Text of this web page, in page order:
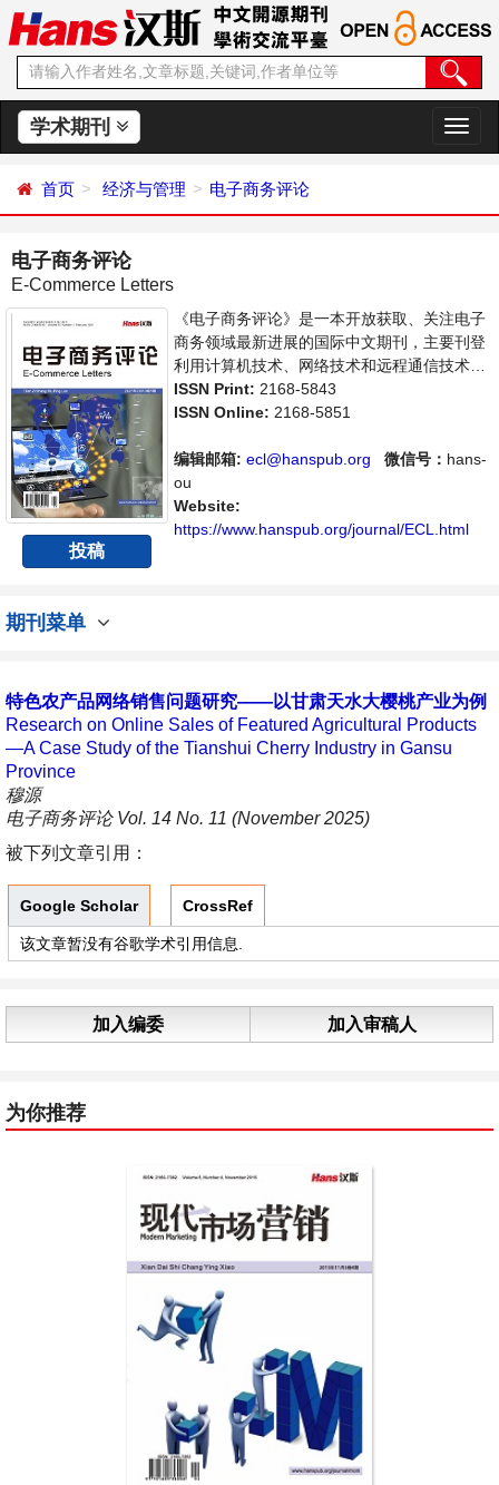
学术期刊
切
换
首页 经济与管理 电子商务评论
电子商务评论
E-Commerce Letters
投稿
《电子商务评论》是一本开放获取、关注电子
商务领域最新进展的国际中文期刊，主要刊登
利用计算机技术、网络技术和远程通信技术来
实现电子化、数字化和网络化的整个商务过程
的相关论文。本刊支持思想创新、学术创新，
体，旨在给世界范围内的科学家、学者、科研
人员提供一个传播、分享和讨论电子商务领域
内不同方向问题与发展的交流平台。
ISSN Print: 2168-5843
ISSN Online: 2168-5851
编辑邮箱: ecl@hanspub.org 微信号： hans-
ou
Website:
https://www.hanspub.org/journal/ECL.html
期刊菜单
特色农产品网络销售问题研究——以甘肃天水大樱桃产业为例
Research on Online Sales of Featured Agricultural Products
—A Case Study of the Tianshui Cherry Industry in Gansu
Province
穆源
电子商务评论 Vol. 14 No. 11 (November 2025)
被下列文章引用：
Google Scholar CrossRef
该文章暂没有谷歌学术引用信息.
加入编委 加入审稿人
为你推荐